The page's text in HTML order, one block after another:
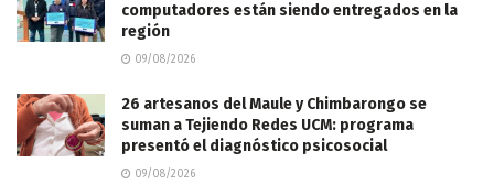
computadores están siendo entregados en la
región
09/08/2026
26 artesanos del Maule y Chimbarongo se
suman a Tejiendo Redes UCM: programa
presentó el diagnóstico psicosocial
09/08/2026